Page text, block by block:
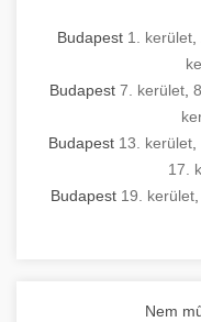
Budapest 1. kerület
Budapest 7. kerület,
Budapest 13. kerület
17.
Budapest 19. kerület
Nem